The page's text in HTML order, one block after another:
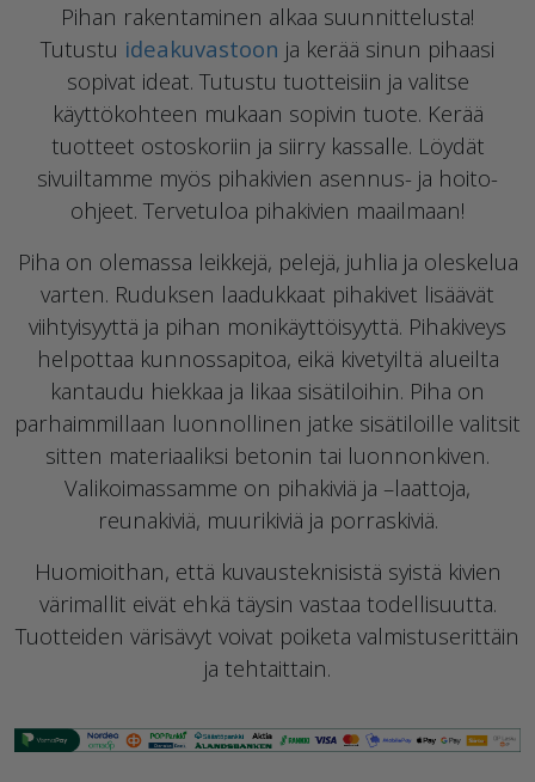
Pihan rakentaminen alkaa suunnittelusta!
Tutustu ideakuvastoon ja kerää sinun pihaasi
sopivat ideat. Tutustu tuotteisiin ja valitse
käyttökohteen mukaan sopivin tuote. Kerää
tuotteet ostoskoriin ja siirry kassalle. Löydät
sivuiltamme myös pihakivien asennus- ja hoito-
ohjeet. Tervetuloa pihakivien maailmaan!
Piha on olemassa leikkejä, pelejä, juhlia ja oleskelua
varten. Ruduksen laadukkaat pihakivet lisäävät
viihtyisyyttä ja pihan monikäyttöisyyttä. Pihakiveys
helpottaa kunnossapitoa, eikä kivetyiltä alueilta
kantaudu hiekkaa ja likaa sisätiloihin. Piha on
parhaimmillaan luonnollinen jatke sisätiloille valitsit
sitten materiaaliksi betonin tai luonnonkiven.
Valikoimassamme on pihakiviä ja –laattoja,
reunakiviä, muurikiviä ja porraskiviä.
Huomioithan, että kuvausteknisistä syistä kivien
värimallit eivät ehkä täysin vastaa todellisuutta.
Tuotteiden värisävyt voivat poiketa valmistuserittäin
ja tehtaittain.